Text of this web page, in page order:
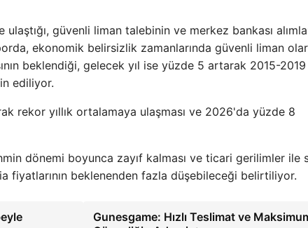
güvenli liman talebinin ve merkez bankası
ekonomik belirsizlik zamanlarında güvenli liman
beklendiği, gelecek yıl ise yüzde 5 artarak 2015-2019
ediliyor.
rekor yıllık ortalamaya ulaşması ve 2026'da yüzde 8
dönemi boyunca zayıf kalması ve ticari gerilimler ile
fiyatlarının beklenenden fazla düşebileceği belirtiliyor.
Gunesgame: Hızlı Teslimat ve